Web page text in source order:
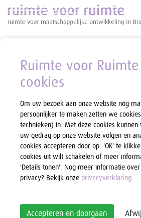
Ruimte voor
cookies
Om uw bezoek aan onze website nóg
persoonlijker te maken zetten we
technieken) in. Met deze cookies
uw gedrag op onze website volgen en
cookies accepteren door op: 'OK' te
cookies uit wilt schakelen of meer
'Details tonen'. Nog meer informatie
privacy? Bekijk onze privacyverklaring.
Accepteren en doorgaan